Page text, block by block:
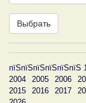
Выбрать
2004
2005 2006
2015
2016 2017